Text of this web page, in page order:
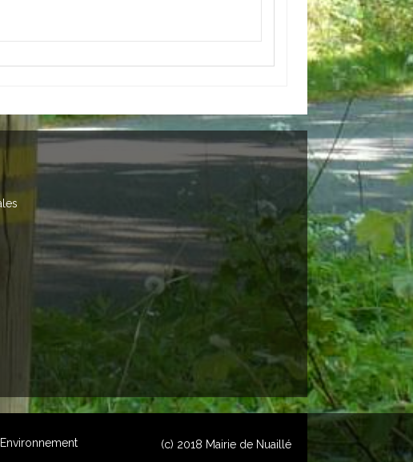
Environnement (c) 2018 Mairie de Nuaillé